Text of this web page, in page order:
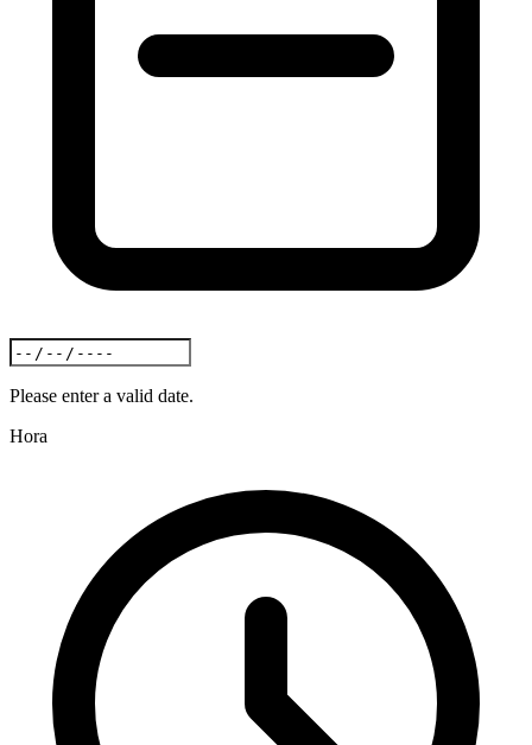
Please enter a valid date.
Hora